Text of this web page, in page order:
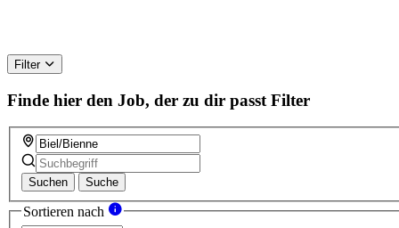
Filter
Finde hier den Job, der zu dir passt Filter
Suchen Suche
Sortieren nach